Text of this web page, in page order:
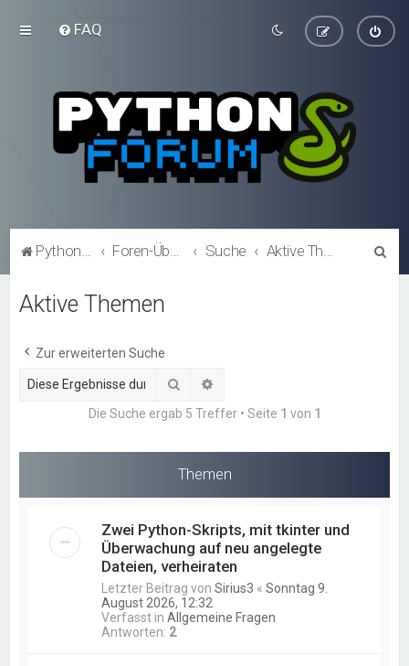
FAQ
Python-Forum.de Suche
Aktive Themen
Zur erweiterten Suche
Suche
Die Suche ergab 5 Treffer • Seite 1 von 1
Themen
Zwei Python-Skripts, mit tkinter und
Überwachung auf neu angelegte
Dateien, verheiraten
Letzter Beitrag vonSirius3 «Sonntag 9.
August 2026, 12:32
Verfasst inAllgemeine Fragen
Antworten: 2